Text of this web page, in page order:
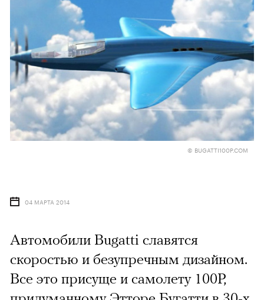
© BUGATTI100P.COM
04 МАРТА 2014
Автомобили Bugatti славятся
скоростью и безупречным дизайном.
Все это присуще и самолету 100P,